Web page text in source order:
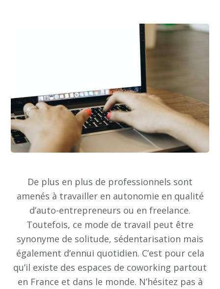
De plus en plus de professionnels sont
amenés à travailler en autonomie en qualité
d’auto-entrepreneurs ou en freelance.
Toutefois, ce mode de travail peut être
synonyme de solitude, sédentarisation mais
également d’ennui quotidien. C’est pour cela
qu’il existe des espaces de coworking partout
en France et dans le monde. N’hésitez pas à